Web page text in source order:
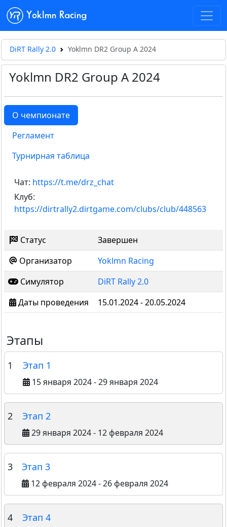
Yoklmn Racing
DiRT Rally 2.0 Yoklmn DR2 Group A 2024
Yoklmn DR2 Group A 2024
О чемпионате
Регламент
Турнирная таблица
Чат: https://t.me/drz_chat
Клуб:
https://dirtrally2.dirtgame.com/clubs/club/448563
Статус
Завершен
Организатор
Yoklmn Racing
Симулятор
DiRT Rally 2.0
Даты проведения
15.01.2024 - 20.05.2024
Этапы
1 Этап 1
15 января 2024 - 29 января 2024
2 Этап 2
29 января 2024 - 12 февраля 2024
3 Этап 3
12 февраля 2024 - 26 февраля 2024
4 Этап 4